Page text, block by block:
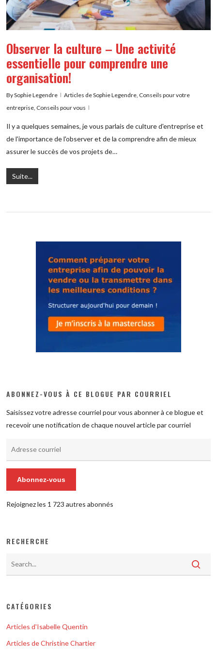
Observer la culture – Une activité
essentielle pour comprendre une
organisation!
BySophie Legendre Articles de Sophie Legendre Conseils pour votre
entreprise Conseils pour vous
Il y a quelques semaines, je vous parlais de culture d'entreprise et
de l'importance de l'observer et de la comprendre afin de mieux
assurer le succès de vos projets de…
Suite...
ABONNEZ-VOUS À CE BLOGUE PAR COURRIEL
Saisissez votre adresse courriel pour vous abonner à ce blogue et
recevoir une notification de chaque nouvel article par courriel
Abonnez-vous
Rejoignez les 1 723 autres abonnés
RECHERCHE
CATÉGORIES
Articles d'Isabelle Quentin
Articles de Christine Chartier